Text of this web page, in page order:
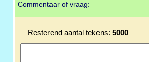
Commentaar of vraag:
Resterend aantal tekens: 5000